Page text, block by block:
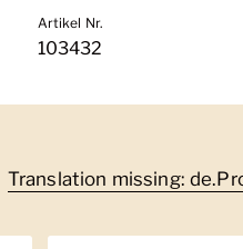
Artikel Nr.
103432
Translation missing: